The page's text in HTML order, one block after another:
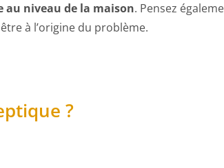
au niveau de la maison. Pensez
à l’origine du problème.
?